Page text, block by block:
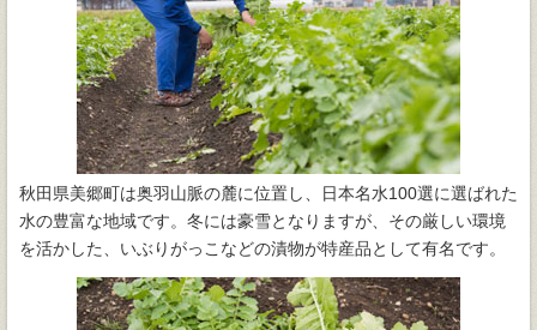
秋田県美郷町は奥羽山脈の麓に位置し、日本名水100選に選ばれた
水の豊富な地域です。冬には豪雪となりますが、その厳しい環境
を活かした、いぶりがっこなどの漬物が特産品として有名です。